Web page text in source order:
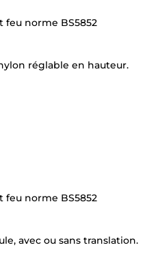
feu norme BS5852
réglable en hauteur.
feu norme BS5852
avec ou sans translation.